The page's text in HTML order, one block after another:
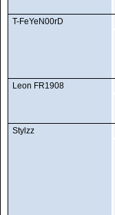
T-FeYeN00rD
Leon FR1908
Stylzz